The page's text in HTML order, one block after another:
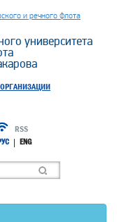
и речного флота
университета
RSS
| ENG